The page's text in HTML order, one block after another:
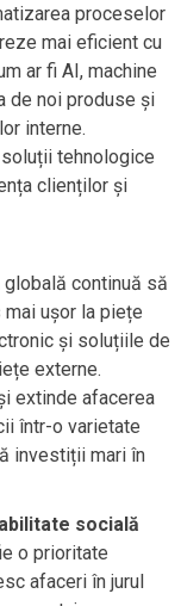
proceselor
mai eficient cu
ar fi AI, machine
de noi produse și
interne.
tehnologice
clienților și
continuă să
ușor la piețe
și soluțiile de
externe.
extinde afacerea
într-o varietate
investiții mari în
socială
o prioritate
afaceri în jurul